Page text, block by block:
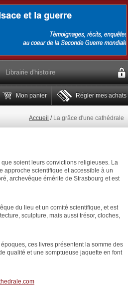
Librairie d'histoire
Mon panier Régler mes achats
Accueil / La grâce d'une cathédrale
soient leurs convictions religieuses. La
approche scientifique et accessible à un
archevêque émérite de Strasbourg et est
du lieu et un comité scientifique, et est
sculpture, mais aussi trésor, cloches,
ces livres présentent la somme des
qualité et une somptueuse jaquette en font